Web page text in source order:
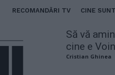
RECOMANDĂRI TV CINE
Să vă
cine e
Cristian Ghinea